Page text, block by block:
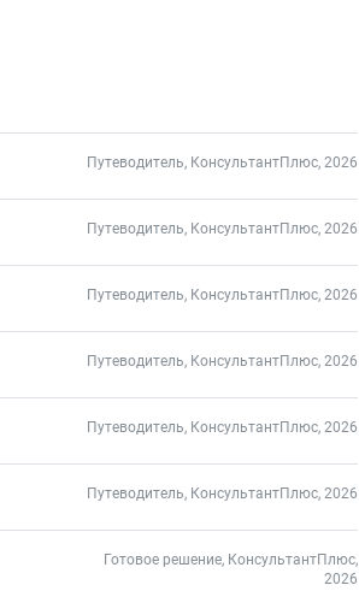
Путеводитель, КонсультантПлюс, 2026
Путеводитель, КонсультантПлюс, 2026
Путеводитель, КонсультантПлюс, 2026
Путеводитель, КонсультантПлюс, 2026
Путеводитель, КонсультантПлюс, 2026
Путеводитель, КонсультантПлюс, 2026
Готовое решение, КонсультантПлюс,
2026